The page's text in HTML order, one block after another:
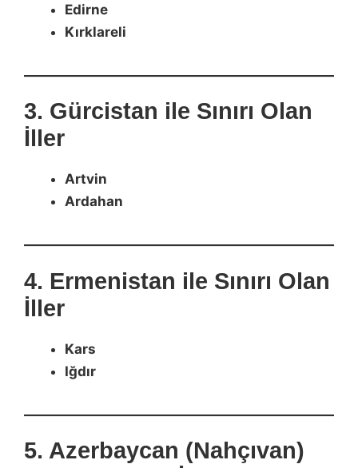
Edirne
Kırklareli
3. Gürcistan ile Sınırı Olan
İller
Artvin
Ardahan
4. Ermenistan ile Sınırı Olan
İller
Kars
Iğdır
5. Azerbaycan (Nahçıvan)